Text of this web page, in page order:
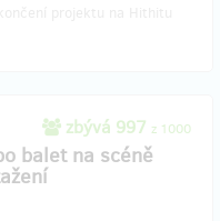
zbývá 997 z 1000
balet na scéně